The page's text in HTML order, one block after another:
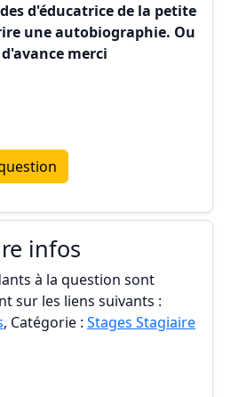
d'éducatrice de la petite
une autobiographie. Ou
merci
infos
à la question sont
sur les liens suivants :
, Catégorie : Stages Stagiaire